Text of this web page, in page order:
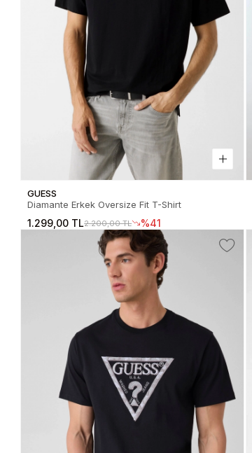
GUESS
Diamante Erkek Oversize Fit T-Shirt
1.299,00 TL2.200,00 TL %41